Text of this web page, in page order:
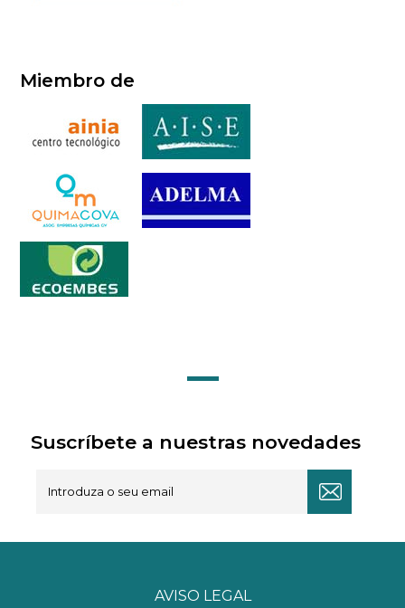
Miembro de
Suscríbete a nuestras novedades
AVISO LEGAL